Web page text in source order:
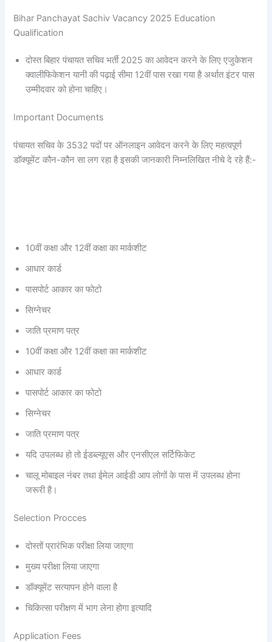
Bihar Panchayat Sachiv Vacancy 2025 Education
Qualification
दोस्त बिहार पंचायत सचिव भर्ती 2025 का आवेदन करने के लिए एजुकेशन
क्वालीफिकेशन यानी की पढ़ाई सीमा 12वीं पास रखा गया है अर्थात इंटर पास
उम्मीदवार को होना चाहिए।
Important Documents
पंचायत सचिव के 3532 पदों पर ऑनलाइन आवेदन करने के लिए महत्वपूर्ण
डॉक्यूमेंट कौन-कौन सा लग रहा है इसकी जानकारी निम्नलिखित नीचे दे रहे हैं:-
10वीं कक्षा और 12वीं कक्षा का मार्कशीट
आधार कार्ड
पासपोर्ट आकार का फोटो
सिग्नेचर
जाति प्रमाण पत्र
10वीं कक्षा और 12वीं कक्षा का मार्कशीट
आधार कार्ड
पासपोर्ट आकार का फोटो
सिग्नेचर
जाति प्रमाण पत्र
यदि उपलब्ध हो तो ईडब्ल्यूएस और एनसीएल सर्टिफिकेट
चालू मोबाइल नंबर तथा ईमेल आईडी आप लोगों के पास में उपलब्ध होना
जरूरी है।
Selection Procces
दोस्तों प्रारंभिक परीक्षा लिया जाएगा
मुख्य परीक्षा लिया जाएगा
डॉक्यूमेंट सत्यापन होने वाला है
चिकित्सा परीक्षण में भाग लेना होगा इत्यादि
Application Fees